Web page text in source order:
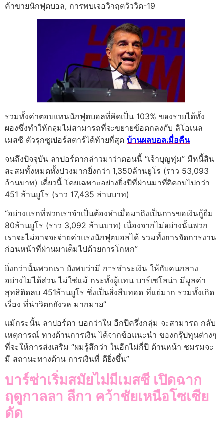
ค้าขายนักฟุตบอล, การพบเจอวิกฤตวัววิด-19
รวมทั้งค่าตอบแทนนักฟุตบอลที่คิดเป็น 103% ของรายได้ทั้ง
ผองซึ่งทำให้กลุ่มไม่สามารถที่จะขยายข้อตกลงกับ ลิโอเนล
เมสซี ตัวรุกซูเปอร์สตาร์ได้ท้ายที่สุด บ้านผลบอลเมื่อคืน
จนถึงปัจจุบัน ลาปอร์ตากล่าวมาว่าตอนนี้ “เจ้าบุญทุ่ม” มีหนี้สิน
สะสมทั้งหมดทั้งปวงมากยิ่งกว่า 1,350ล้านยูโร (ราว 53,093
ล้านบาท) เดี๋ยวนี้ โดยเฉพาะอย่างยิ่งปีที่ผ่านมาที่ติดลบไปกว่า
451 ล้านยูโร (ราว 17,435 ล่านบาท)
“อย่างแรกที่พวกเราจำเป็นต้องทำเมื่อมาถึงเป็นการขอเงินกู้ยืม
80ล้านยูโร (ราว 3,092 ล้านบาท) เนื่องจากไม่อย่างนั้นพวก
เราจะไม่อาจจะจ่ายค่าแรงนักฟุตบอลได้ รวมทั้งการจัดการงาน
ก่อนหน้าที่ผ่านมาเต็มไปด้วยการโกหก”
ยิ่งกว่านั้นพวกเรา ยังพบว่ามี การชำระเงิน ให้กับคนกลาง
อย่างไม่ได้ส่วน ไม่ใช่แม้ กระทั้งผู้แทน บาร์เซโลน่า มีมูลค่า
สุทธิติดลบ 451ล้านยูโร ซึ่งเป็นสิ่งสืบทอด ที่แย่มาก รวมทั้งเกิด
เรื่อง ที่น่าวิตกกังวล มากมาย”
แม้กระนั้น ลาปอร์ตา บอกว่าใน อีกปีครึ่งกลุ่ม จะสามารถ กลับ
เหตุการณ์ ทางด้านการเงิน ได้จากข้อแนะนำ ของกรุ๊ปทุนต่างๆ
ที่จะให้การส่งเสริม “ผมรู้สึกว่า ในอีกไม่กี่ปี ด้านหน้า ชมรมจะ
มี สถานะทางด้าน การเงินที่ ดียิ่งขึ้น”
บาร์ซ่าเริ่มสมัยไม่มีเมสซี เปิดฉาก
ฤดูกาลลา ลีกา คว้าชัยเหนือโซเซีย
ดัด